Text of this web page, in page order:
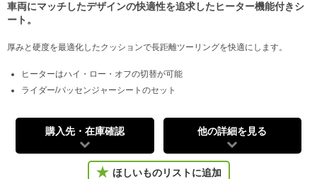
車両にマッチしたデザインの快適性を追求したヒーター機能付きシ
ート。
厚みと硬度を最適化したクッションで長距離ツーリングを快適にします。
ヒーターはハイ・ロー・オフの切替が可能
ライダー/パッセンジャーシートのセット
購入先・在庫確認 他の詳細を見る
ほしいものリストに追加